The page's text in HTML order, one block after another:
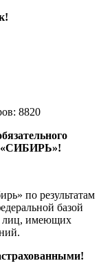
8820
«СИБИРЬ»!
по результатам
базой
- лиц, имеющих